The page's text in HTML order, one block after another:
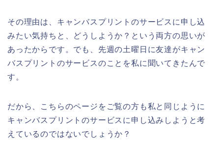
その理由は、キャンバスプリントのサービスに申し込
みたい気持ちと、どうしようか？という両方の思いが
あったからです。でも、先週の土曜日に友達がキャン
バスプリントのサービスのことを私に聞いてきたんで
す。
だから、こちらのページをご覧の方も私と同じように
キャンバスプリントのサービスに申し込みしようと考
えているのではないでしょうか？